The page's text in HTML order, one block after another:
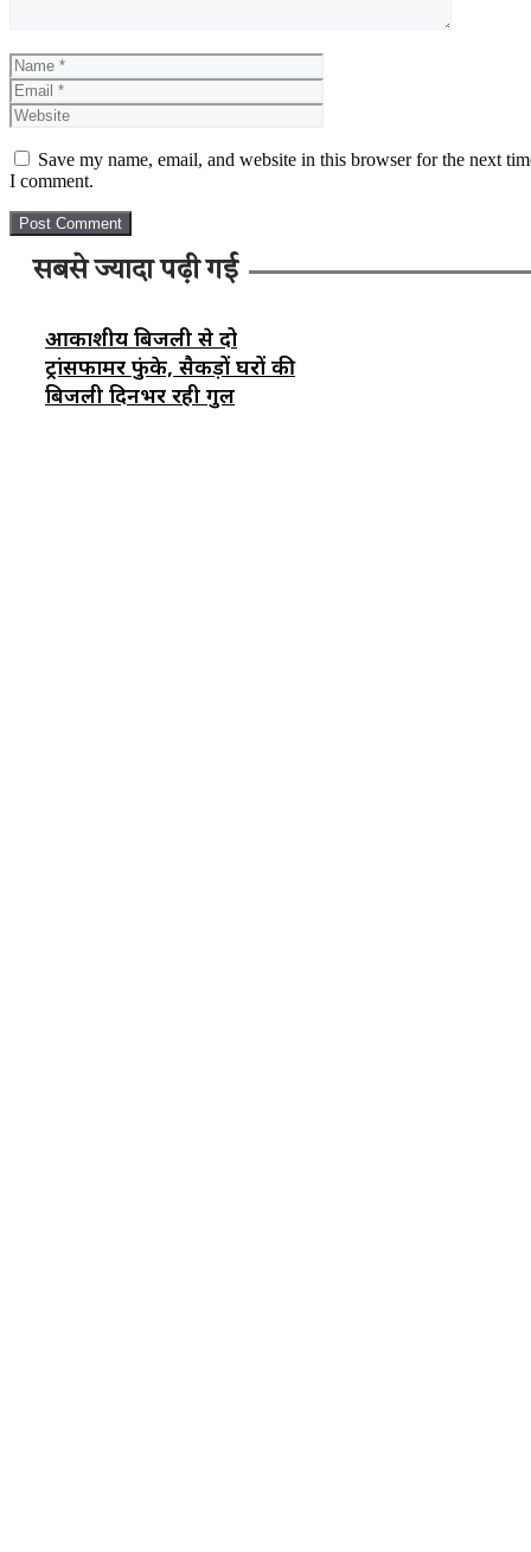
Name
Save my name, email, and website in this browser for the next
I comment.
सबसे ज्यादा पढ़ी गई
आकाशीय बिजली से दो
ट्रांसफार्मर फुंके, सैकड़ों घरों की
बिजली दिनभर रही गुल